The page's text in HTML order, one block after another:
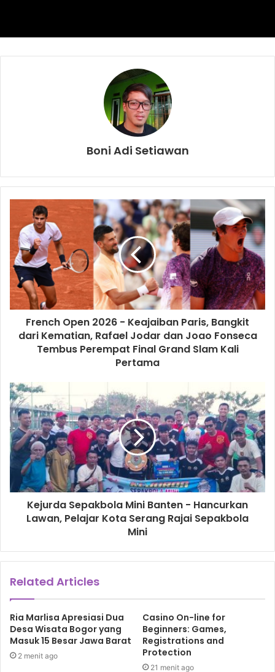
Rumusan dasar negara yang terdapat dalam alinea IV
Pembukaan UUD 1945 disahkan dan resmi menjadi dasar
negara Indonesia, yang berbunyi:
Yang Maha Esa
3.PersatuanIndonesia
4.Kerakyatanyang Dipimpin oleh Hikmat Kebijaksanaan
dalam Permusyawaratan/Perwakilan
5.KeadilanSosial bagi Seluruh Rakyat Indonesia.
Dan atas jasa para tokoh yang terlibat dalam perumusan
Pancasila tersebut sudah tentu menjadi kewajiban kita
sebagai warga masyarakat berbangsa dan bernegara untuk
Boni Adi Setiawan
French Open 2026 - Keajaiban Paris, Bangkit
dari Kematian, Rafael Jodar dan Joao Fonseca
Tembus Perempat Final Grand Slam Kali
Pertama
Kejurda Sepakbola Mini Banten - Hancurkan
Lawan, Pelajar Kota Serang Rajai Sepakbola
Mini
Related Articles
Ria Marlisa Apresiasi Dua
Desa Wisata Bogor yang
Masuk 15 Besar Jawa Barat
2 menit ago
Casino On-line for
Beginners: Games,
Registrations and
Protection
21 menit ago